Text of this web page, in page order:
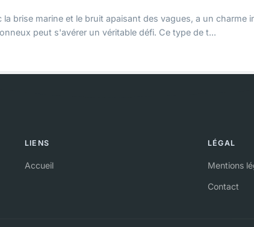
brise marine et le bruit apaisant des vagues, a un charme
peut s'avérer un véritable défi. Ce type de t...
LIENS
Accueil
LÉGAL
Mentions
Contact